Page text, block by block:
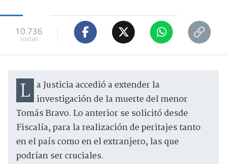
10.736
visitas
La Justicia accedió a extender la investigación de la muerte del menor
Tomás Bravo. Lo anterior se solicitó desde
Fiscalía, para la realización de peritajes tanto
en el país como en el extranjero, las que
podrían ser cruciales.